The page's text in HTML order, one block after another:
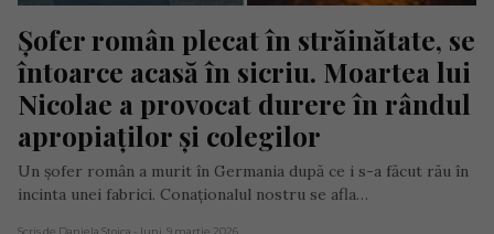
Șofer român plecat în străinătate, se
întoarce acasă în sicriu. Moartea lui
Nicolae a provocat durere în rândul
apropiaților și colegilor
Un șofer român a murit în Germania după ce i s-a făcut rău în
incinta unei fabrici. Conaționalul nostru se afla…
Scris de Daniela Stoica - luni, 9 martie 2026